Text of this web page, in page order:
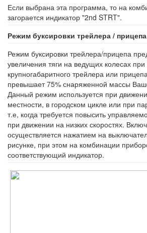
Если выбрана эта программа, то на
загорается индикатор "2nd STRT".
Режим буксировки трейлера /
Режим буксировки трейлера/прицепа
увеличения тяги на ведущих колесах при
крупногабаритного трейлера или
превышает 75% снаряженной массы
Данный режим используется при
местности, в городском цикле или при
т.е, когда требуется повысить
при движении на низких скоростях.
осуществляется нажатием на
рисунке, при этом на комбинации
соответствующий индикатор.